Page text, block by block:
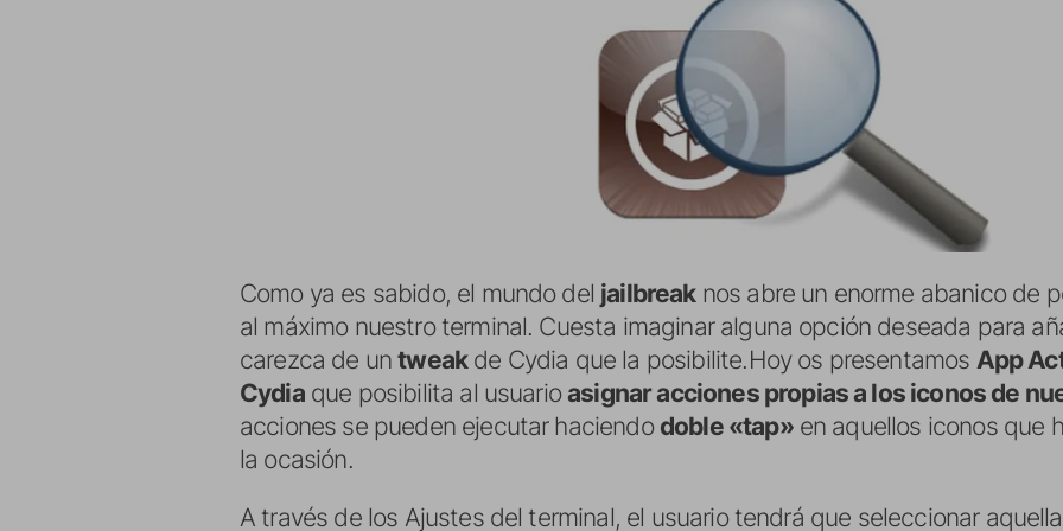
Como ya es sabido, el mundo del jailbreaknos abre un enorme abanico de
al máximo nuestro terminal. Cuesta imaginar alguna opción deseada para
carezca de untweakde Cydia que la posibilite.Hoy os presentamos App
Cydiaque posibilita al usuarioasignar acciones propias a los iconos de
acciones se pueden ejecutar haciendo doble «tap»en aquellos iconos que
la ocasión.
A través de los Ajustes del terminal, el usuario tendrá que seleccionar